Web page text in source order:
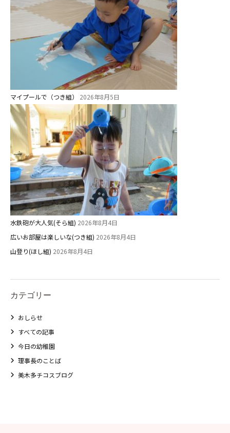
マイプールで（つき組） 2026年8月5日
水鉄砲が大人気(そら組) 2026年8月4日
広いお部屋は楽しいな(つき組) 2026年8月4日
山登り(ほし組) 2026年8月4日
カテゴリー
おしらせ
すべての記事
今日の幼稚園
理事長のことば
美木多チコスブログ